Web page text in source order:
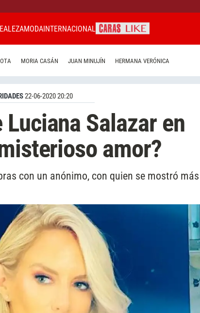
MODAINTERNACIONAL
MORIA CASÁN JUAN MINUJÍN HERMANA VERÓNICA
22-06-2020 20:20
Salazar en
amor?
con un anónimo, con quien se mostró más